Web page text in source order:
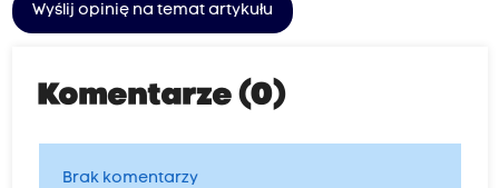
Wyślij opinię na temat artykułu
Komentarze (0)
Brak komentarzy